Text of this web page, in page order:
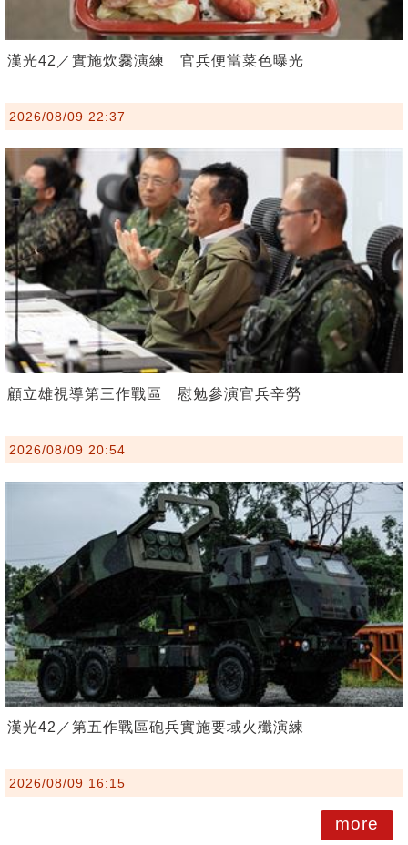
漢光42／實施炊爨演練 官兵便當菜色曝光
2026/08/09 22:37
顧立雄視導第三作戰區 慰勉參演官兵辛勞
2026/08/09 20:54
漢光42／第五作戰區砲兵實施要域火殲演練
2026/08/09 16:15
more